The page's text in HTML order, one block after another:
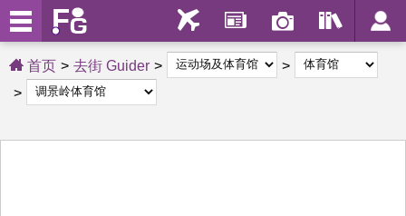
首页 去街 Guider